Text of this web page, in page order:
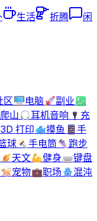
生活 折腾
闲
区🖥️电脑🚀副业💹
爬山🎧耳机音响 🔌 充
3D 打印🐟摸鱼 📱手
球🔦手电筒👟跑步
🪐天文💪健身⌨️键盘
🐕宠物💼职场🪬混沌